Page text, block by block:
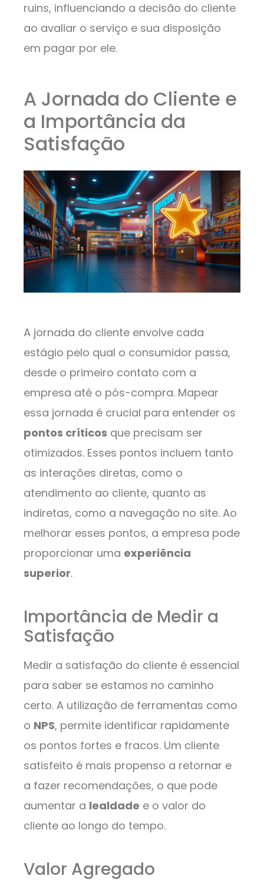
ruins, influenciando a decisão do cliente
ao avaliar o serviço e sua disposição
em pagar por ele.
A Jornada do Cliente e
a Importância da
Satisfação
A jornada do cliente envolve cada
estágio pelo qual o consumidor passa,
desde o primeiro contato com a
empresa até o pós-compra. Mapear
essa jornada é crucial para entender os
pontos críticos que precisam ser
otimizados. Esses pontos incluem tanto
as interações diretas, como o
atendimento ao cliente, quanto as
indiretas, como a navegação no site. Ao
melhorar esses pontos, a empresa pode
proporcionar uma experiência
superior.
Importância de Medir a
Satisfação
Medir a satisfação do cliente é essencial
para saber se estamos no caminho
certo. A utilização de ferramentas como
o NPS, permite identificar rapidamente
os pontos fortes e fracos. Um cliente
satisfeito é mais propenso a retornar e
a fazer recomendações, o que pode
aumentar a lealdade e o valor do
cliente ao longo do tempo.
Valor Agregado